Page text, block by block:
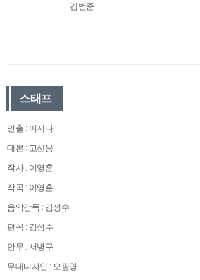
김범준
스태프
연출 : 이지나
대본 : 고선웅
작사 : 이영훈
작곡 : 이영훈
음악감독 : 김성수
편곡 : 김성수
안무 : 서병구
무대디자인 : 오필영